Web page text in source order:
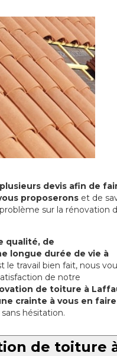
devis afin de
proposerons et de
sur la rénovation
qualité, de
longue durée de vie à
le travail bien fait, nous
de notre
de toiture à
crainte à vous en
sans hésitation.
de toiture